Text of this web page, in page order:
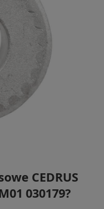
CEDRUS
030179?